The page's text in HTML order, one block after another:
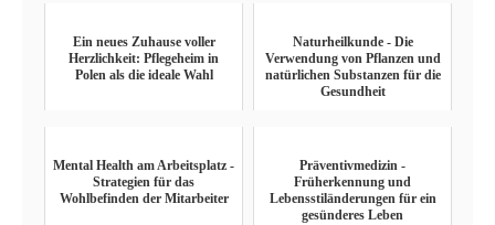
Ein neues Zuhause voller
Herzlichkeit: Pflegeheim in
Polen als die ideale Wahl
Naturheilkunde - Die
Verwendung von Pflanzen und
natürlichen Substanzen für die
Gesundheit
Mental Health am Arbeitsplatz -
Strategien für das
Wohlbefinden der Mitarbeiter
Präventivmedizin -
Früherkennung und
Lebensstiländerungen für ein
gesünderes Leben